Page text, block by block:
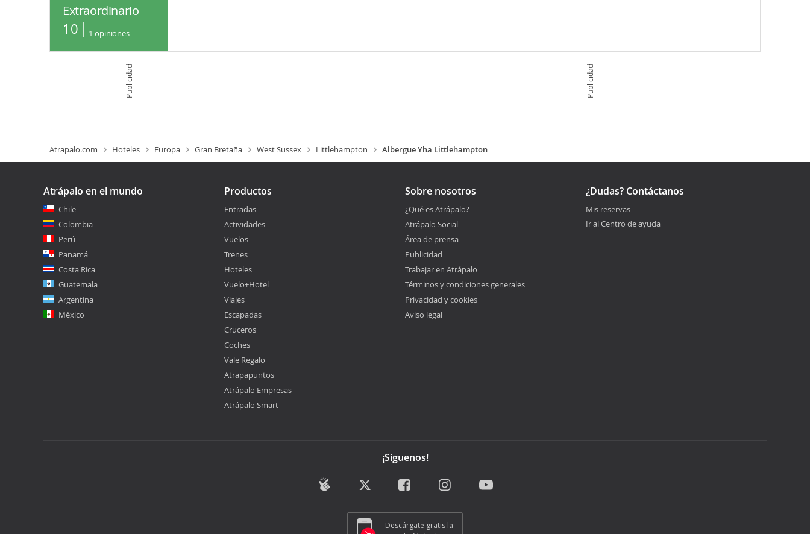
Extraordinario
10 1 opiniones
Publicidad Publicidad
Atrapalo.com Hoteles Europa Gran Bretaña West Sussex Littlehampton Albergue Yha Littlehampton
Atrápalo en el mundo
Chile
Colombia
Perú
Panamá
Costa Rica
Guatemala
Argentina
México
Productos
Entradas
Actividades
Vuelos
Trenes
Hoteles
Vuelo+Hotel
Viajes
Escapadas
Cruceros
Coches
Vale Regalo
Atrapapuntos
Atrápalo Empresas
Atrápalo Smart
Sobre nosotros
¿Qué es Atrápalo?
Atrápalo Social
Área de prensa
Publicidad
Trabajar en Atrápalo
Términos y condiciones generales
Privacidad y cookies
Aviso legal
¿Dudas? Contáctanos
Mis reservas
Ir al Centro de ayuda
¡Síguenos!
Descárgate gratis la